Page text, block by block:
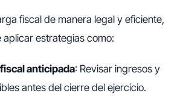
fiscal de manera legal y eficiente,
estrategias como:
anticipada: Revisar ingresos y
antes del cierre del ejercicio.